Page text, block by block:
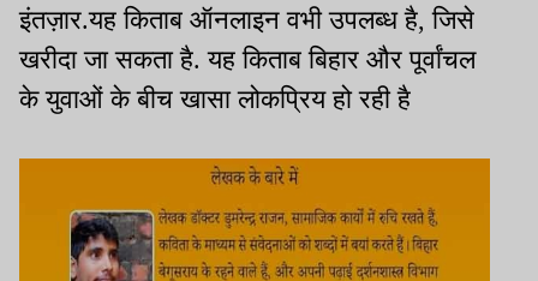
इंतज़ार.यह किताब ऑनलाइन वभी उपलब्ध है, जिसे
खरीदा जा सकता है. यह किताब बिहार और पूर्वांचल
के युवाओं के बीच खासा लोकप्रिय हो रही है